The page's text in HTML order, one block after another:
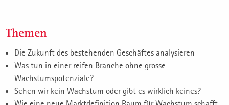
Themen
Die Zukunft des bestehenden Geschäftes analysieren
Was tun in einer reifen Branche ohne grosse
Wachstumspotenziale?
Sehen wir kein Wachstum oder gibt es wirklich keines?